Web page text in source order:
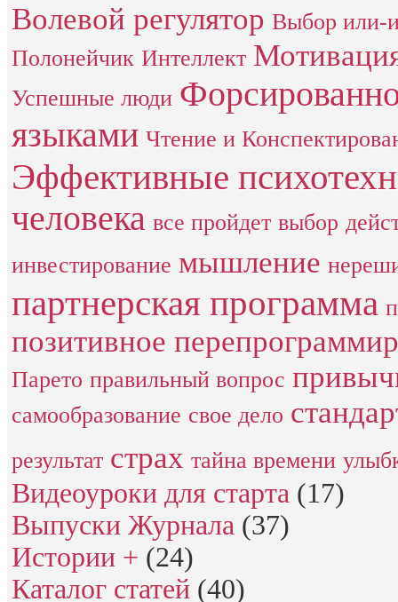
Волевой регулятор Выбор или-
Полонейчик Интеллект
Успешные люди
языками Чтение и
Эффективные
человека все пройдет выбор
инвестирование мышление
партнерская программа
позитивное
Парето правильный вопрос
самообразование свое дело
результат страх тайна времени
Видеоуроки для старта (17)
Выпуски Журнала (37)
Истории + (24)
Каталог статей (40)